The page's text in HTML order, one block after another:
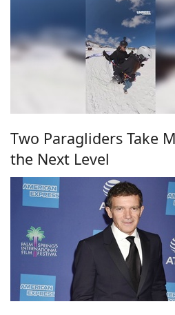
Two Paragliders Take
the Next Level